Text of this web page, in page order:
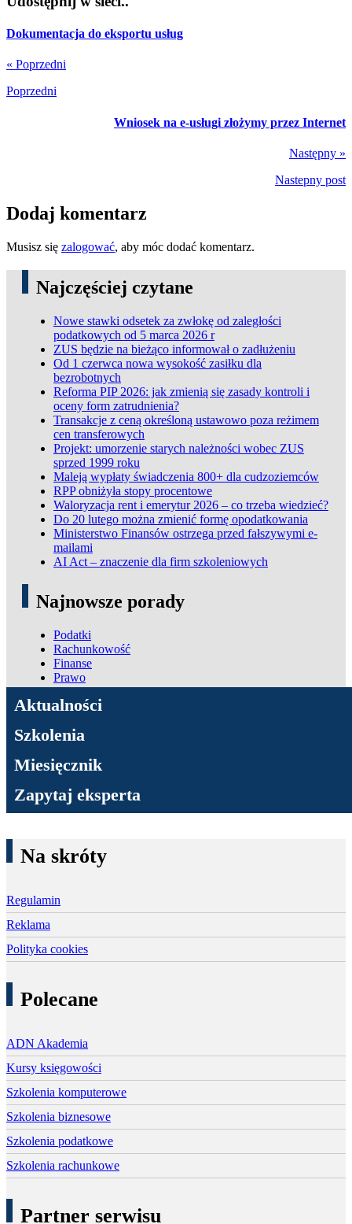
Dokumentacja do eksportu usług
« Poprzedni
Poprzedni
Wniosek na e-usługi złożymy przez Internet
Następny »
Nastepny post
Dodaj komentarz
Musisz się zalogować, aby móc dodać komentarz.
Najczęściej czytane
Nowe stawki odsetek za zwłokę od zaległości
podatkowych od 5 marca 2026 r
ZUS będzie na bieżąco informował o zadłużeniu
Od 1 czerwca nowa wysokość zasiłku dla
bezrobotnych
Reforma PIP 2026: jak zmienią się zasady kontroli i
oceny form zatrudnienia?
Transakcje z ceną określoną ustawowo poza reżimem
cen transferowych
Projekt: umorzenie starych należności wobec ZUS
sprzed 1999 roku
Maleją wypłaty świadczenia 800+ dla cudzoziemców
RPP obniżyła stopy procentowe
Waloryzacja rent i emerytur 2026 – co trzeba wiedzieć?
Do 20 lutego można zmienić formę opodatkowania
Ministerstwo Finansów ostrzega przed fałszywymi e-
mailami
AI Act – znaczenie dla firm szkoleniowych
Najnowsze porady
Podatki
Rachunkowość
Finanse
Prawo
ADN Podatki
Aktualności
Szkolenia
Miesięcznik
Zapytaj eksperta
Na skróty
Regulamin
Reklama
Polityka cookies
Polecane
ADN Akademia
Kursy księgowości
Szkolenia komputerowe
Szkolenia biznesowe
Szkolenia podatkowe
Szkolenia rachunkowe
Partner serwisu